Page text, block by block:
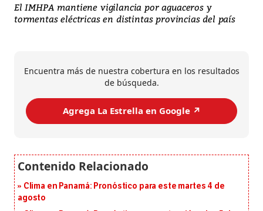
El IMHPA mantiene vigilancia por aguaceros y
tormentas eléctricas en distintas provincias del país
Encuentra más de nuestra cobertura en los resultados
de búsqueda.
Agrega La Estrella en Google ↗️
Clima en Panamá: Pronóstico para este martes 4 de
agosto